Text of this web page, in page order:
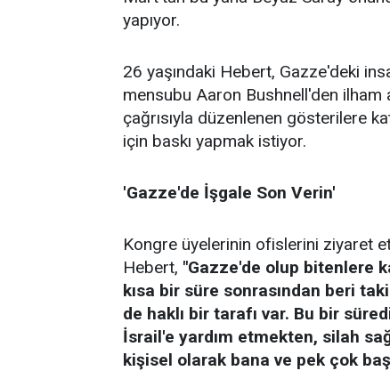
yapıyor.
26 yaşındaki Hebert, Gazze'deki
mensubu Aaron Bushnell'den ilham
çağrısıyla düzenlenen gösterilere
için baskı yapmak istiyor.
'Gazze'de İşgale Son Verin'
Kongre üyelerinin ofislerini ziyaret
Hebert, "Gazze'de olup bitenlere
kısa bir süre sonrasından beri
de haklı bir tarafı var. Bu bir
İsrail'e yardım etmekten, silah
kişisel olarak bana ve pek çok